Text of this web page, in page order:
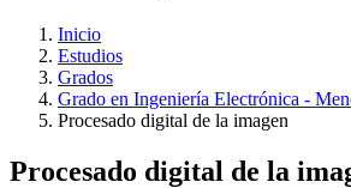
Inicio
Estudios
Grados
Grado en Ingeniería Electrónica -
Procesado digital de la imagen
Procesado digital de la